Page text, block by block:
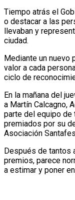
Tiempo atrás el
o destacar a las
llevaban y
ciudad.
Mediante un nuevo
valor a cada
ciclo de
En la mañana del
a Martín Calcagno,
parte del equipo de
premiados por su
Asociación
Después de tantos
premios, parece
a estimar y poner